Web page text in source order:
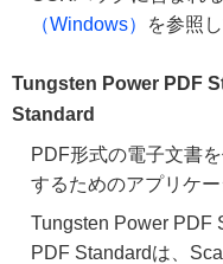
（Windows）
を参照
Tungsten Power PDF
Standard
PDF形式の電子文書
するためのアプリケー
Tungsten Power PDF
PDF Standardは、